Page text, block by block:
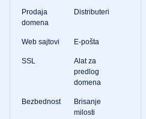
Prodaja
domena
Distributeri
Web sajtovi E-pošta
SSL
Alat za
predlog
domena
Bezbednost
Brisanje
milosti